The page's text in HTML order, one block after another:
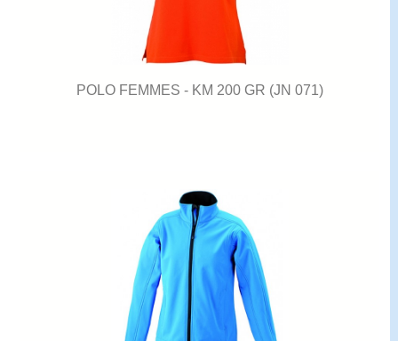
POLO FEMMES - KM 200 GR (JN 071)